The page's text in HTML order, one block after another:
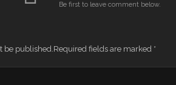
Be first to leave comment below.
be published.Required fields are marked *